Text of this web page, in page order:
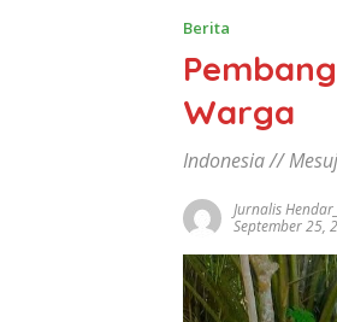
Berita
Warga
Indonesia //
Jurnalis
September 25,